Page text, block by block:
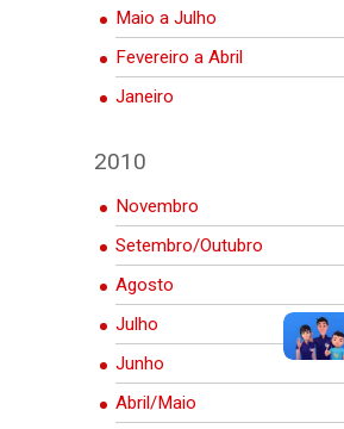
Maio a Julho
Fevereiro a Abril
Janeiro
2010
Novembro
Setembro/Outubro
Agosto
Julho
Junho
Abril/Maio